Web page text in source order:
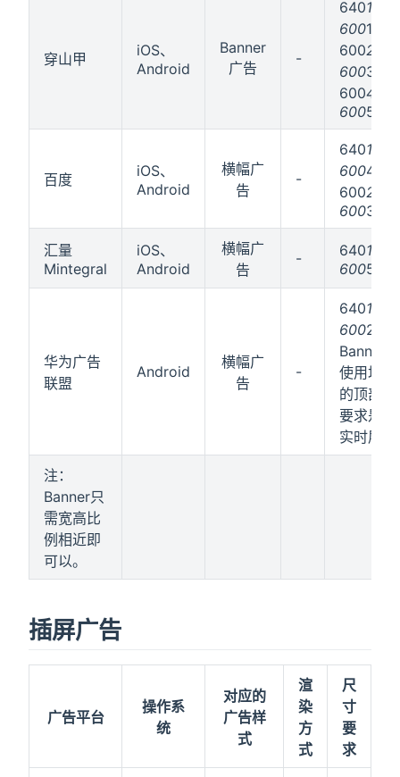
穿山甲
iOS、
Android
Banner
广告
-
640100
600150
600260
600300
600400
600500
百度
iOS、
Android
横幅广
告
-
640
600
600
600
汇量
Mintegral
iOS、
Android
横幅广
告
- 640100
600500
华为广告
联盟
Android
横幅广
告
-
640100
600240
Banner
使用场
的顶部
要求是
实时展示
注：
Banner只
需宽高比
例相近即
可以。
插屏广告
广告平台
操作系
统
对应的
广告样
式
渲
染
方
式
尺
寸
要
求